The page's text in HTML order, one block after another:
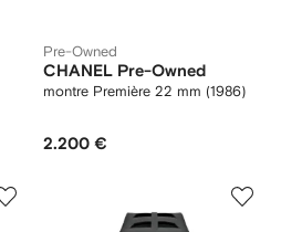
Pre-Owned
CHANEL Pre-Owned
montre Première 22 mm (1986)
2.200 €